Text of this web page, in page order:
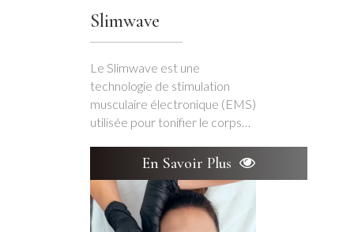
Slimwave
Le Slimwave est une
technologie de stimulation
musculaire électronique (EMS)
utilisée pour tonifier le corps…
En Savoir Plus